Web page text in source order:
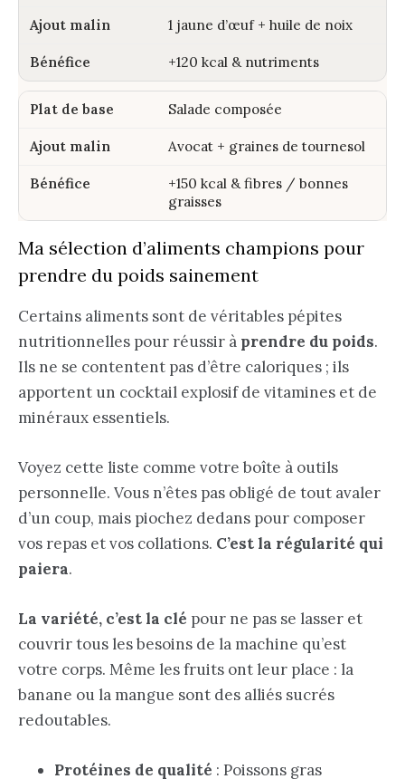
1 jaune d’œuf + huile de noix
+120 kcal & nutriments
Salade composée
Avocat + graines de tournesol
+150 kcal & fibres / bonnes
graisses
Ma sélection d’aliments champions pour
prendre du poids sainement
Certains aliments sont de véritables pépites
nutritionnelles pour réussir à prendre du poids.
Ils ne se contentent pas d’être caloriques ; ils
apportent un cocktail explosif de vitamines et de
minéraux essentiels.
Voyez cette liste comme votre boîte à outils
personnelle. Vous n’êtes pas obligé de tout avaler
d’un coup, mais piochez dedans pour composer
vos repas et vos collations. C’est la régularité qui
paiera.
La variété, c’est la clé pour ne pas se lasser et
couvrir tous les besoins de la machine qu’est
votre corps. Même les fruits ont leur place : la
banane ou la mangue sont des alliés sucrés
redoutables.
Protéines de qualité : Poissons gras